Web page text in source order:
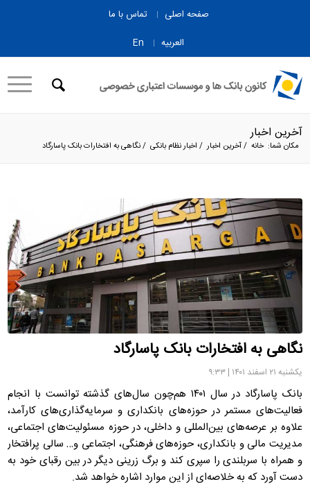
صفحه اصلی
تماس با ما
العربیه
En
آخرین اخبار
مکان شما: خانه /آخرین اخبار / اخبار نظام بانکی /نگاهی به افتخارات بانک پاسارگاد
نگاهی به افتخارات بانک پاسارگاد
یکشنبه ۲۱ اسفند ۱۴۰۱ | ۹:۳۳
بانک پاسارگاد در سال ۱۴۰۱ هم‌چون سال‌های گذشته توانست با انجام
فعالیت‌های مستمر در حوزه‌های بانکداری و سرمایه‌گذاری‌های کارآمد،
علاوه بر عرصه‌های بین‌المللی و داخلی، در حوزه مسئولیت‌های اجتماعی،
مدیریت مالی و بانکداری، حوزه‌های فرهنگی، اجتماعی و… سالی پرافتخار
و همراه با سربلندی را سپری کند و برگ زرینی دیگر در بین رقبای خود به
دست آورد که به خلاصه‌ای از این موارد اشاره خواهد شد.